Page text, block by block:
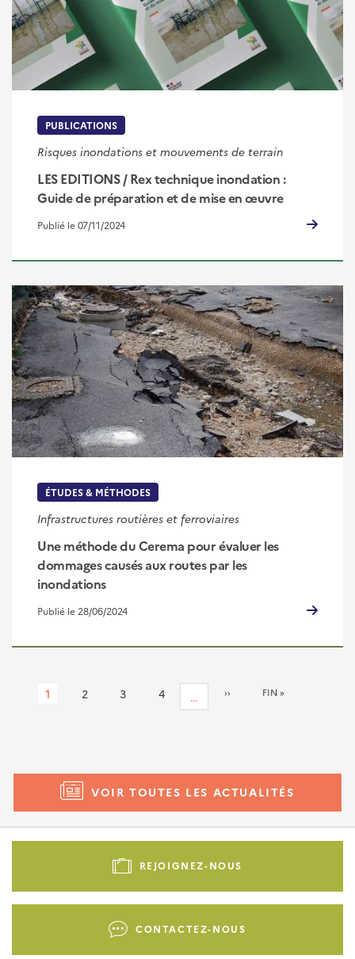
PUBLICATIONS
Risques inondations et mouvements de terrain
LES EDITIONS / Rex technique inondation :
Guide de préparation et de mise en œuvre
Publié le 07/11/2024
ÉTUDES & MÉTHODES
Infrastructures routières et ferroviaires
Une méthode du Cerema pour évaluer les
dommages causés aux routes par les
inondations
Publié le 28/06/2024
Page
1 Page
2 Page
3 Page
4 …
PAGE
››
DERNIÈRE
FIN »
VOIR TOUTES LES ACTUALITÉS
Pied
-
REJOIGNEZ-NOUS
CONTACTEZ-NOUS